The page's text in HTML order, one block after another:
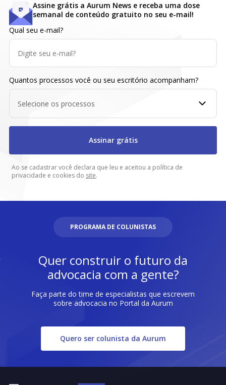
Assine grátis a Aurum News e receba uma dose
semanal de conteúdo gratuito no seu e-mail!
Qual seu e-mail?
Quantos processos você ou seu escritório acompanham?
Selecione os processos
Assinar grátis
Ao se cadastrar você declara que leu e aceitou a política de
privacidade e cookies do site.
PROGRAMA DE COLUNISTAS
Quer construir o futuro da
advocacia com a gente?
Faça parte do time de especialistas que escrevem
sobre advocacia no Portal da Aurum
Quero ser colunista da Aurum